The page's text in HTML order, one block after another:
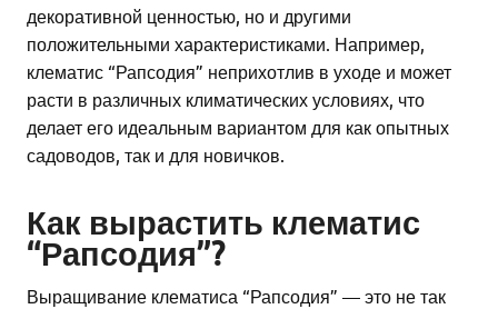
декоративной ценностью, но и другими
положительными характеристиками. Например,
клематис “Рапсодия” неприхотлив в уходе и может
расти в различных климатических условиях, что
делает его идеальным вариантом для как опытных
садоводов, так и для новичков.
Как вырастить клематис
“Рапсодия”?
Выращивание клематиса “Рапсодия” — это не так